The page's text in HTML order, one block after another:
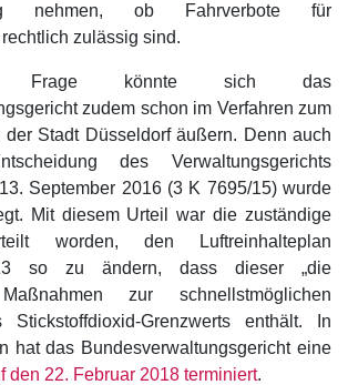
nehmen, ob Fahrverbote für
zulässig sind.
Frage könnte sich das
zudem schon im Verfahren zum
der Stadt Düsseldorf äußern. Denn auch
des Verwaltungsgerichts
September 2016 (3 K 7695/15) wurde
Mit diesem Urteil war die zuständige
worden, den Luftreinhalteplan
so zu ändern, dass dieser „die
zur schnellstmöglichen
Stickstoffdioxid-Grenzwerts enthält. In
hat das Bundesverwaltungsgericht eine
den 22. Februar 2018 terminiert.